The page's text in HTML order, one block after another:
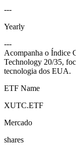
---
Yearly
---
Acompanha o Índice
Technology 20/35,
tecnologia dos EUA.
ETF Name
XUTC.ETF
Mercado
shares